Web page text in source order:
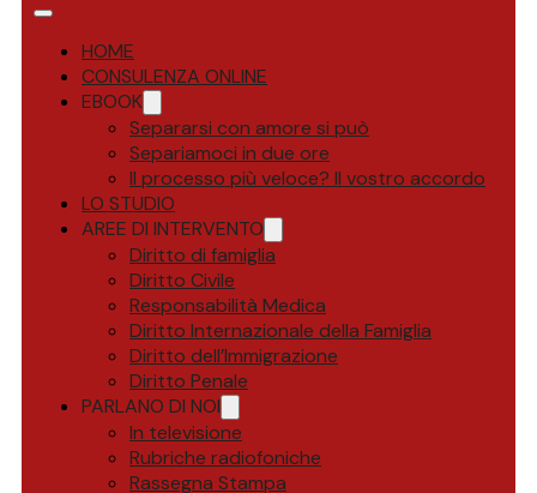
HOME
CONSULENZA ONLINE
EBOOK
Separarsi con amore si può
Separiamoci in due ore
Il processo più veloce? Il vostro accordo
LO STUDIO
AREE DI INTERVENTO
Diritto di famiglia
Diritto Civile
Responsabilità Medica
Diritto Internazionale della Famiglia
Diritto dell’Immigrazione
Diritto Penale
PARLANO DI NOI
In televisione
Rubriche radiofoniche
Rassegna Stampa